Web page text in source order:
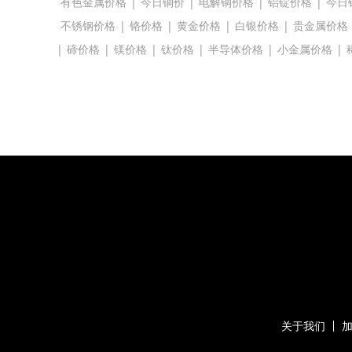
不锈钢价格 | 铬价格 | 黄金价格 | 白银价格 | 贵金属价格
| 碲价格 | 镁价格 | 钛价格 | 半导体价格 | 小金属价格 |
关于我们